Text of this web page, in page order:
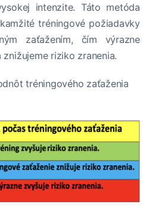
intenzite. Táto metóda
tréningové požiadavky
zaťažením, čím výrazne
riziko zranenia.
tréningového zaťaženia